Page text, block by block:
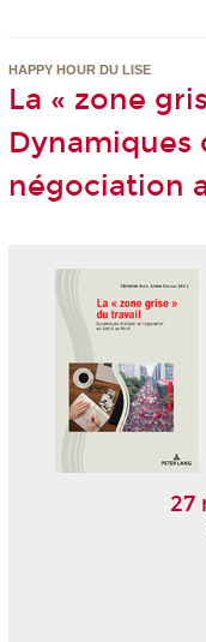
HAPPY HOUR DU LISE
La « zone
Dynamiques
négociation
27